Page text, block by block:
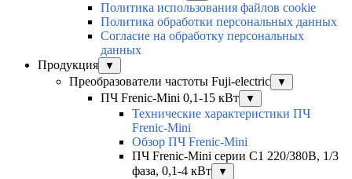
Политика использования файлов cookie
Политика обработки персональных данных
Согласие на обработку персональных
данных
Продукция
▼
Преобразователи частоты Fuji-electric ▼
ПЧ Frenic-Mini 0,1-15 кВт ▼
Технические характеристики ПЧ
Frenic-Mini
Обзор ПЧ Frenic-Mini
ПЧ Frenic-Mini серии C1 220/380В, 1/3
фаза, 0,1-4 кВт
▼